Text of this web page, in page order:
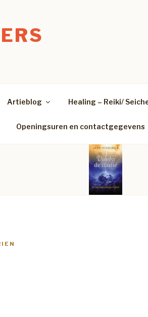
Artieblog Healing – Reiki/
Openingsuren en contactgegevens